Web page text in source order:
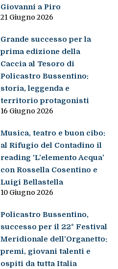
Giovanni a Piro
21 Giugno 2026
Grande successo per la
prima edizione della
Caccia al Tesoro di
Policastro Bussentino:
storia, leggenda e
territorio protagonisti
16 Giugno 2026
Musica, teatro e buon cibo:
al Rifugio del Contadino il
reading ‘L’elemento Acqua’
con Rossella Cosentino e
Luigi Bellastella
10 Giugno 2026
Policastro Bussentino,
successo per il 22° Festival
Meridionale dell’Organetto:
premi, giovani talenti e
ospiti da tutta Italia